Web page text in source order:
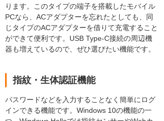
ります。このタイプの端子を搭載したモバイル
PCなら、ACアダプターを忘れたとしても、同
じタイプのACアダプターを借りて充電すること
ができて便利です。USB Type-C接続の周辺機
器も増えているので、ぜひ選びたい機能です。
指紋・生体認証機能
パスワードなどを入力することなく簡単にログ
インできる機能です。Windows 10の機能の一